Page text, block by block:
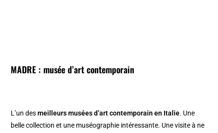
MADRE : musée d’art contemporain
L’un desmeilleurs musées d’art contemporain en Italie. Une
belle collection et une muséographie intéressante. Une visite à ne